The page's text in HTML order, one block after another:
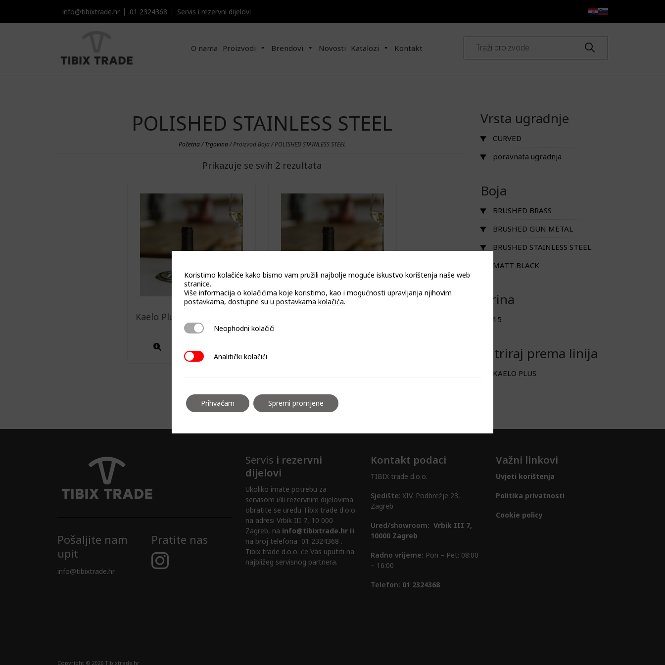
info@tibixtrade.hr 01 2324368 Servis i rezervni dijelovi​​
O nama Proizvodi Brendovi Novosti Katalozi Kontakt Products
search
POLISHED STAINLESS STEEL
Početna/Trgovina/ Proizvod Boja / POLISHED STAINLESS STEEL
Prikazuje se svih 2 rezultata
Kaelo Plus Curwed Crowns
KAE-C12
Vrsta ugradnje
CURVED
poravnata ugradnja
Boja
BRUSHED BRASS
BRUSHED GUN METAL
BRUSHED STAINLESS STEEL
MATT BLACK
Širina
15
Filtriraj prema linija
KAELO PLUS
Pošaljite nam
upit
info@tibixtrade.hr
Pratite nas
Servis i rezervni
dijelovi
Ukoliko imate potrebu za
servisom i/ili rezervnim dijelovima
obratite se uredu Tibix trade d.o.o.
na adresi Vrbik III 7, 10 000
Zagreb, na info@tibixtrade.hrili
na broj telefona 01 2324368 .
Tibix trade d.o.o. će Vas uputiti na
najbližeg servisnog partnera.
Kontakt podaci
TIBIX trade d.o.o.
Sjedište: XIV. Podbrežje 23,
Zagreb
Ured/showroom: Vrbik III 7,
10000 Zagreb
Radno vrijeme: Pon – Pet: 08:00
– 16:00
Telefon: 01 2324368
Važni linkovi
Uvjeti korištenja
Politika privatnosti
Cookie policy
Copyright © 2026 Tibixtrade.hr
Koristimo kolačiće kako bismo vam pružili najbolje moguće iskustvo korištenja naše web
stranice.
Više informacija o kolačićima koje koristimo, kao i mogućnosti upravljanja njihovim
postavkama, dostupne su u postavkama kolačića.
Neophodni kolačiči
Neophodni kolačiči
Analitički kolačići
Analitički kolačići
Prihvaćam Spremi promjene